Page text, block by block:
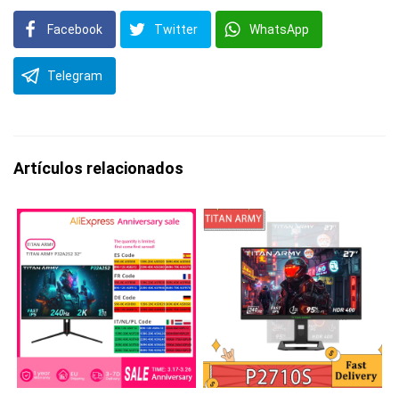
Facebook Twitter WhatsApp
Telegram
Artículos relacionados